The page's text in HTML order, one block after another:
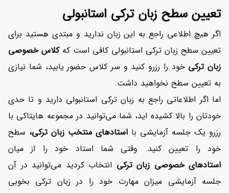
تعیین سطح زبان ترکی استانبولی
اگر هیچ اطلاعی راجع به این زبان ندارید و مبتدی هستید برای
تعیین سطح زبان ترکی استانبولی کافی است کهکلاس خصوصی
زبان ترکی خود را رزرو کنید و سر کلاس حضور یابید، شما نیازی
به تعیین سطح نخواهید داشت.
اما اگر اطلاعاتی راجع به زبان ترکی استانبولی دارید و تا حدی
خودتان را بالا کشیده اید، شما می‌توانید در مجموعه هایتاکی با
رزرو یک جلسه آزمایشی با استادهای منتخب زبان ترکی، سطح
خود را تعیین کنید. وقتی شما استاد خود را از میان
استادهای خصوصی زبان ترکی انتخاب کردید می‌توانید در آن
جلسه آزمایشی میزان مهارت خود را در زبان ترکی بخوبی